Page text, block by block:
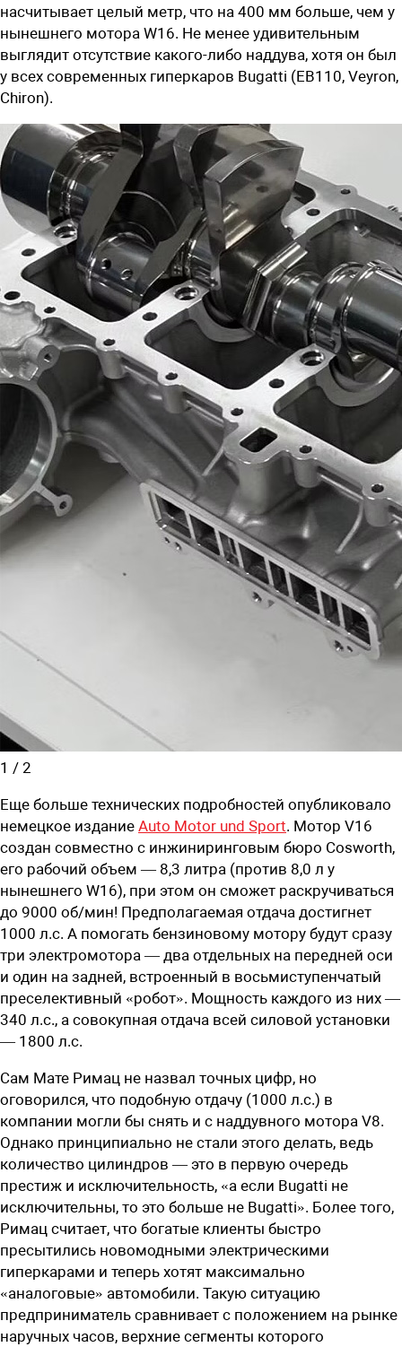
насчитывает целый метр, что на 400 мм больше, чем у
нынешнего мотора W16. Не менее удивительным
выглядит отсутствие какого-либо наддува, хотя он был
у всех современных гиперкаров Bugatti (EB110, Veyron,
Chiron).
1 / 2
Еще больше технических подробностей опубликовало
немецкое издание Auto Motor und Sport. Мотор V16
создан совместно с инжиниринговым бюро Cosworth,
его рабочий объем — 8,3 литра (против 8,0 л у
нынешнего W16), при этом он сможет раскручиваться
до 9000 об/мин! Предполагаемая отдача достигнет
1000 л.с. А помогать бензиновому мотору будут сразу
три электромотора — два отдельных на передней оси
и один на задней, встроенный в восьмиступенчатый
преселективный «робот». Мощность каждого из них —
340 л.с., а совокупная отдача всей силовой установки
— 1800 л.с.
Сам Мате Римац не назвал точных цифр, но
оговорился, что подобную отдачу (1000 л.с.) в
компании могли бы снять и с наддувного мотора V8.
Однако принципиально не стали этого делать, ведь
количество цилиндров — это в первую очередь
престиж и исключительность, «а если Bugatti не
исключительны, то это больше не Bugatti». Более того,
Римац считает, что богатые клиенты быстро
пресытились новомодными электрическими
гиперкарами и теперь хотят максимально
«аналоговые» автомобили. Такую ситуацию
предприниматель сравнивает с положением на рынке
наручных часов, верхние сегменты которого